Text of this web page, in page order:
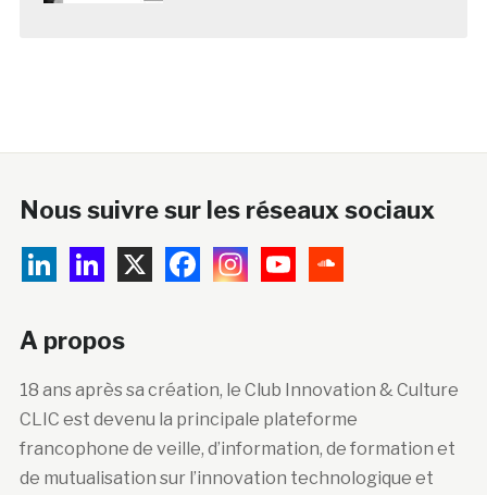
Nous suivre sur les réseaux sociaux
A propos
18 ans après sa création, le Club Innovation & Culture
CLIC est devenu la principale plateforme
francophone de veille, d’information, de formation et
de mutualisation sur l’innovation technologique et